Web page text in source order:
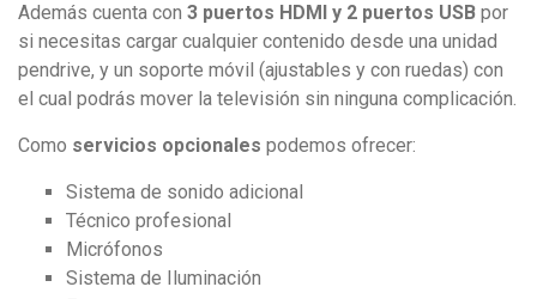
Además cuenta con 3 puertos HDMI y 2 puertos USB por
si necesitas cargar cualquier contenido desde una unidad
pendrive, y un soporte móvil (ajustables y con ruedas) con
el cual podrás mover la televisión sin ninguna complicación.
Como servicios opcionales podemos ofrecer:
Sistema de sonido adicional
Técnico profesional
Micrófonos
Sistema de Iluminación